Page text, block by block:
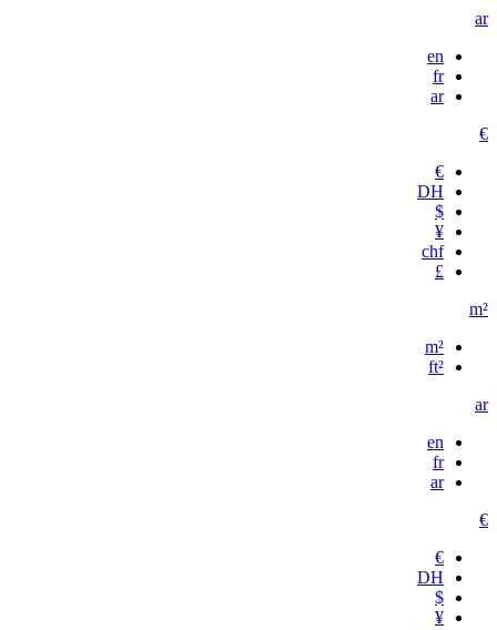
ar
en
fr
ar
€
€
DH
$
¥
chf
£
m²
m²
ft²
ar
en
fr
ar
€
€
DH
$
¥